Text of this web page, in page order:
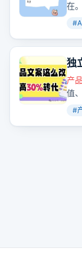
在
知
#
独
率
产品
值
关
#